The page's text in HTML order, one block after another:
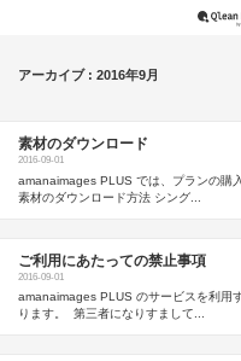
アーカイブ : 2016年9月
素材のダウンロード
2016-09-01
amanaimages PLUS では、プランの購
素材のダウンロード方法 シング...
ご利用にあたっての禁止事項
2016-09-01
amanaimages PLUS のサービスを利用
ります。 第三者になりすまして...